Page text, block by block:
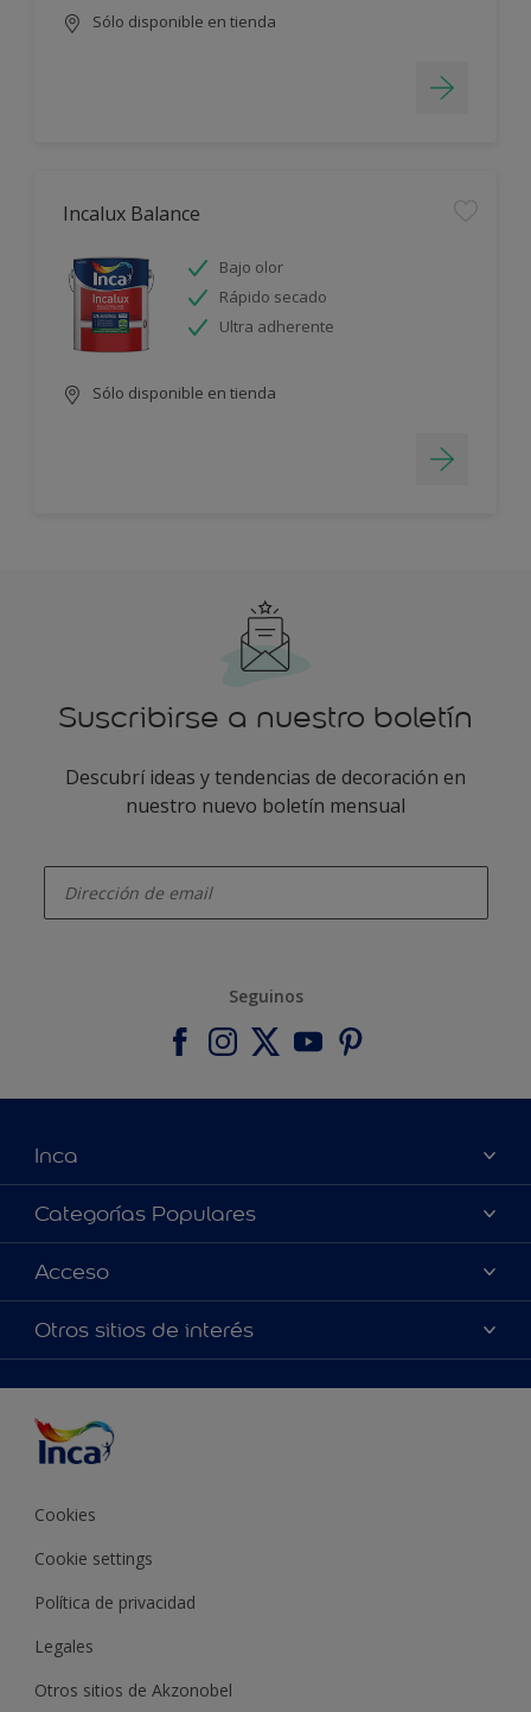
Sólo disponible en tienda
Incalux Balance
Bajo olor
Rápido secado
Ultra adherente
Sólo disponible en tienda
Suscribirse a nuestro boletín
Descubrí ideas y tendencias de decoración en
nuestro nuevo boletín mensual
Seguinos
Inca
Acerca de Inca
Contactanos
Encontrá un distribuidor Inca
Categorías Populares
Colores
Productos
Inspiración
Acceso
Accesibilidad
Precisión del color
Otros sitios de interés
Cookies
Cookie settings
Política de privacidad
Legales
Otros sitios de Akzonobel